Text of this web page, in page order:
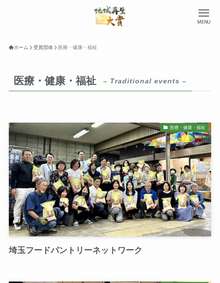
MENU
ホーム 受賞団体 医療・健康・福祉
医療・健康・福祉 – Traditional events –
医療・健康・福祉
埼玉フードパントリーネットワーク